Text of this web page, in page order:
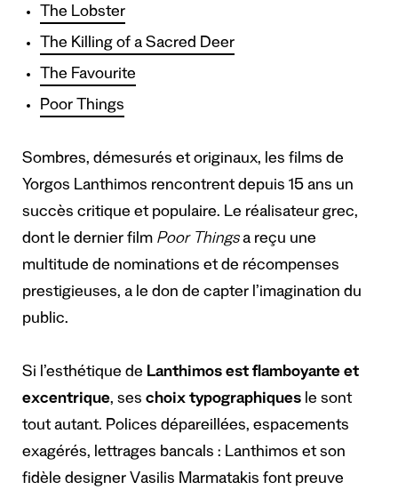
The Lobster
The Killing of a Sacred Deer
The Favourite
Poor Things
Sombres, démesurés et originaux, les films de
Yorgos Lanthimos rencontrent depuis 15 ans un
succès critique et populaire. Le réalisateur grec,
dont le dernier film Poor Thingsa reçu une
multitude de nominations et de récompenses
prestigieuses, a le don de capter l’imagination du
public.
Si l’esthétique de Lanthimos est flamboyante et
excentrique, ses choix typographiques le sont
tout autant. Polices dépareillées, espacements
exagérés, lettrages bancals : Lanthimos et son
fidèle designer Vasilis Marmatakis font preuve